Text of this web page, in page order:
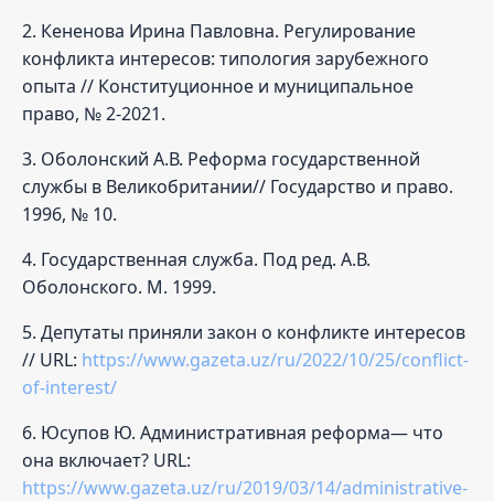
2. Кененова Ирина Павловна. Регулирование
конфликта интересов: типология зарубежного
опыта // Конституционное и муниципальное
право, № 2-2021.
3. Оболонский А.В. Реформа государственной
службы в Великобритании// Государство и право.
1996, № 10.
4. Государственная служба. Под ред. А.В.
Оболонского. М. 1999.
5. Депутаты приняли закон о конфликте интересов
// URL: https://www.gazeta.uz/ru/2022/10/25/conflict-
of-interest/
6. Юсупов Ю. Административная реформа— что
она включает? URL:
https://www.gazeta.uz/ru/2019/03/14/administrative-